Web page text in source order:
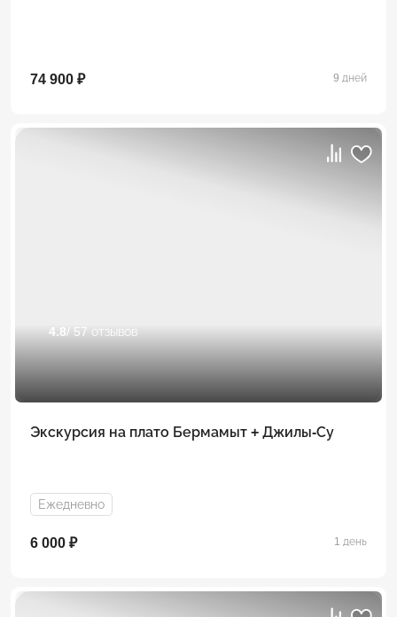
74 900 ₽ 9 дней
4.8/ 57 отзывов
Экскурсия на плато Бермамыт + Джилы-Су
Ежедневно
6 000 ₽ 1 день